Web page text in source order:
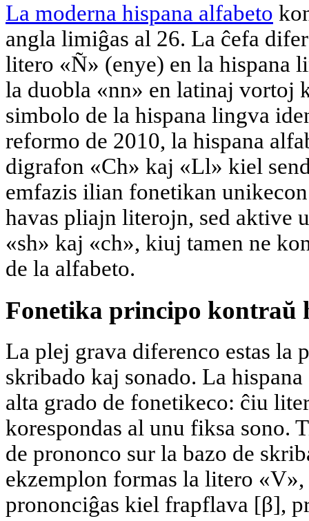
La moderna hispana alfabeto
angla limiĝas al 26. La ĉefa
litero «Ñ» (enye) en la hispana
la duobla «nn» en latinaj vortoj
simbolo de la hispana lingva
reformo de 2010, la hispana
digrafon «Ch» kaj «Ll» kiel
emfazis ilian fonetikan
havas pliajn literojn, sed aktive
«sh» kaj «ch», kiuj tamen ne
de la alfabeto.
Fonetika principo kontraŭ
La plej grava diferenco estas la
skribado kaj sonado. La
alta grado de fonetikeco: ĉiu
korespondas al unu fiksa sono.
de prononco sur la bazo de
ekzemplon formas la litero
prononciĝas kiel frapflava [β],